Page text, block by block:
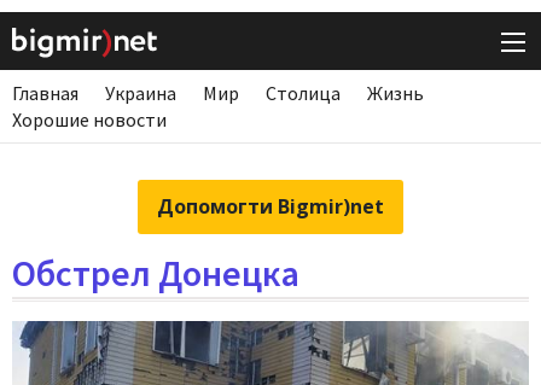
Главная Украина Мир Столица
Жизнь
Хорошие новости
Допомогти Bigmir)net
Обстрел Донецка